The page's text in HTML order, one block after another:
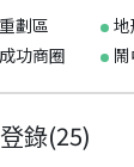
劃區
功商圈
錄(25)